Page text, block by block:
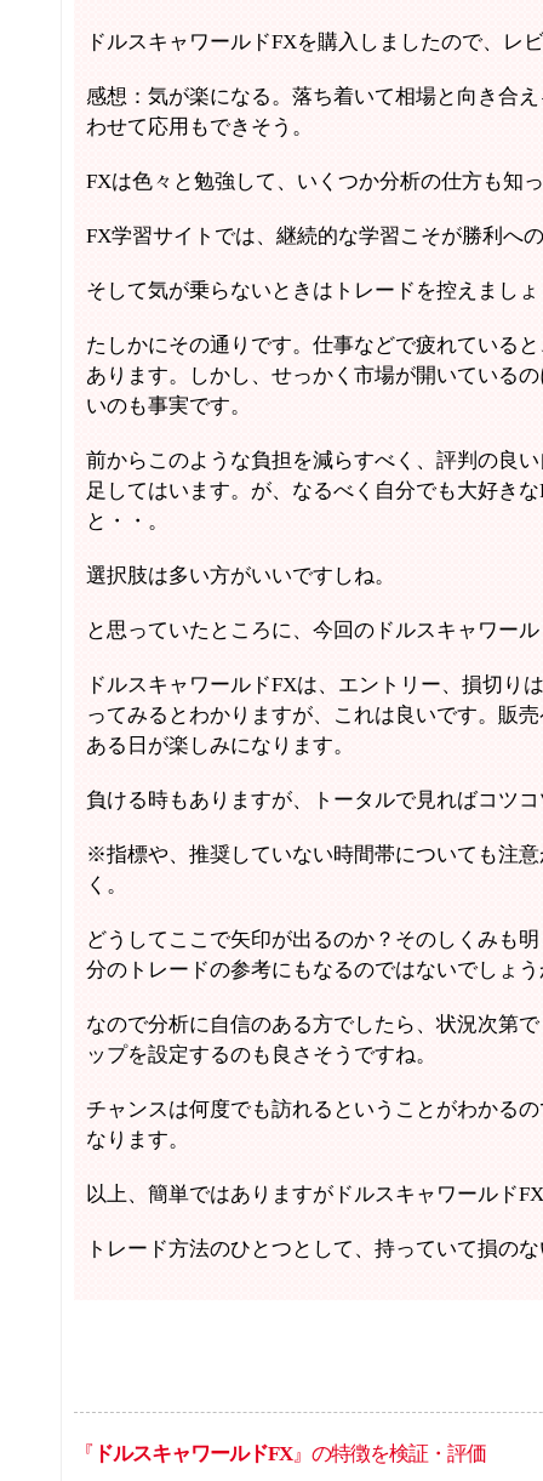
ドルスキャワールドFXを購入しましたので、レ
感想：気が楽になる。落ち着いて相場と向き合
わせて応用もできそう。
FXは色々と勉強して、いくつか分析の仕方も知
FX学習サイトでは、継続的な学習こそが勝利へ
そして気が乗らないときはトレードを控えまし
たしかにその通りです。仕事などで疲れている
あります。しかし、せっかく市場が開いている
いのも事実です。
前からこのような負担を減らすべく、評判の良
足してはいます。が、なるべく自分でも大好き
と・・。
選択肢は多い方がいいですしね。
と思っていたところに、今回のドルスキャワー
ドルスキャワールドFXは、エントリー、損切り
ってみるとわかりますが、これは良いです。販
ある日が楽しみになります。
負ける時もありますが、トータルで見ればコツ
※指標や、推奨していない時間帯についても注
く。
どうしてここで矢印が出るのか？そのしくみも
分のトレードの参考にもなるのではないでしょ
なので分析に自信のある方でしたら、状況次第
ップを設定するのも良さそうですね。
チャンスは何度でも訪れるということがわかる
なります。
以上、簡単ではありますがドルスキャワールド
トレード方法のひとつとして、持っていて損の
『 ドルスキャワールドFX』の特徴を検証・評価